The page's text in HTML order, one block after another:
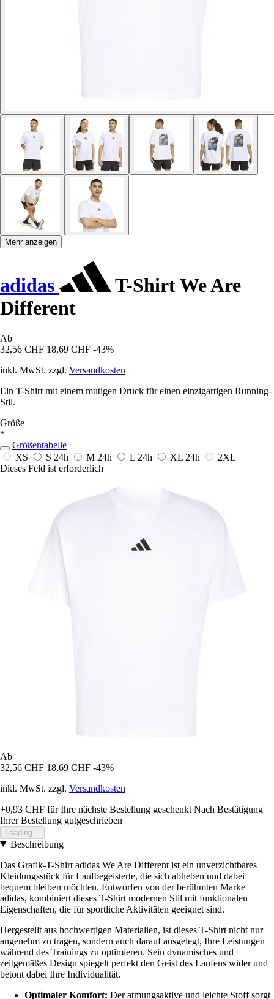
Mehr anzeigen
adidas
T-Shirt We Are
Different
Ab
32,56 CHF 18,69 CHF -43%
inkl. MwSt. zzgl. Versandkosten
Ein T-Shirt mit einem mutigen Druck für einen einzigartigen Running-
Stil.
Größe
*
Größentabelle
XS
S 24h M 24h L 24h XL 24h
2XL
Dieses Feld ist erforderlich
Ab
32,56 CHF 18,69 CHF -43%
inkl. MwSt. zzgl. Versandkosten
+0,93 CHF für Ihre nächste Bestellung geschenkt Nach Bestätigung
Ihrer Bestellung gutgeschrieben
Loading...
Beschreibung
Das Grafik-T-Shirt adidas We Are Different ist ein unverzichtbares
Kleidungsstück für Laufbegeisterte, die sich abheben und dabei
bequem bleiben möchten. Entworfen von der berühmten Marke
adidas, kombiniert dieses T-Shirt modernen Stil mit funktionalen
Eigenschaften, die für sportliche Aktivitäten geeignet sind.
Hergestellt aus hochwertigen Materialien, ist dieses T-Shirt nicht nur
angenehm zu tragen, sondern auch darauf ausgelegt, Ihre Leistungen
während des Trainings zu optimieren. Sein dynamisches und
zeitgemäßes Design spiegelt perfekt den Geist des Laufens wider und
betont dabei Ihre Individualität.
Optimaler Komfort: Der atmungsaktive und leichte Stoff sorgt